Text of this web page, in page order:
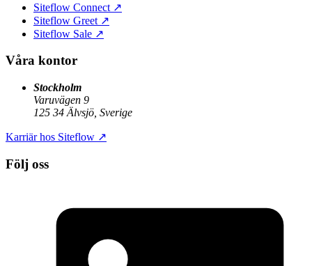
Siteflow Connect ↗
Siteflow Greet ↗
Siteflow Sale ↗
Våra kontor
Stockholm
Varuvägen 9
125 34 Älvsjö, Sverige
Karriär hos Siteflow ↗
Följ oss